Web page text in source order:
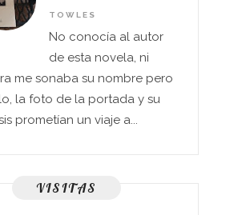
TOWLES
No conocía al autor
de esta novela, ni
me sonaba su nombre pero
la foto de la portada y su
prometían un viaje a...
VISITAS